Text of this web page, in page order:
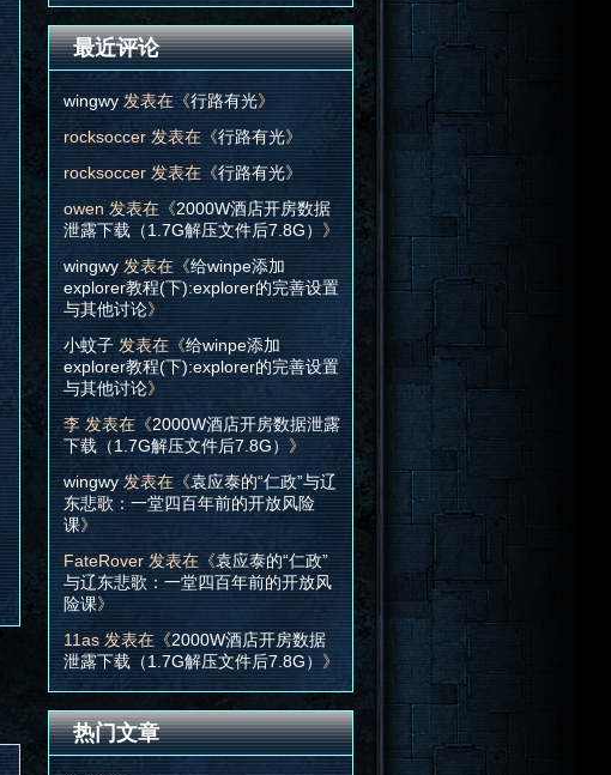
最近评论
wingwy发表在《行路有光》
rocksoccer发表在《行路有光》
rocksoccer发表在《行路有光》
owen 发表在《2000W酒店开房数据
泄露下载（1.7G解压文件后7.8G） 》
wingwy发表在《给winpe添加
explorer教程(下):explorer的完善设置
与其他讨论》
小蚊子发表在《给winpe添加
explorer教程(下):explorer的完善设置
与其他讨论》
李发表在《2000W酒店开房数据泄露
下载（1.7G解压文件后7.8G） 》
wingwy发表在《袁应泰的“仁政”与辽
东悲歌：一堂四百年前的开放风险
课》
FateRover发表在《袁应泰的“仁政”
与辽东悲歌：一堂四百年前的开放风
险课》
11as发表在《2000W酒店开房数据
泄露下载（1.7G解压文件后7.8G） 》
热门文章